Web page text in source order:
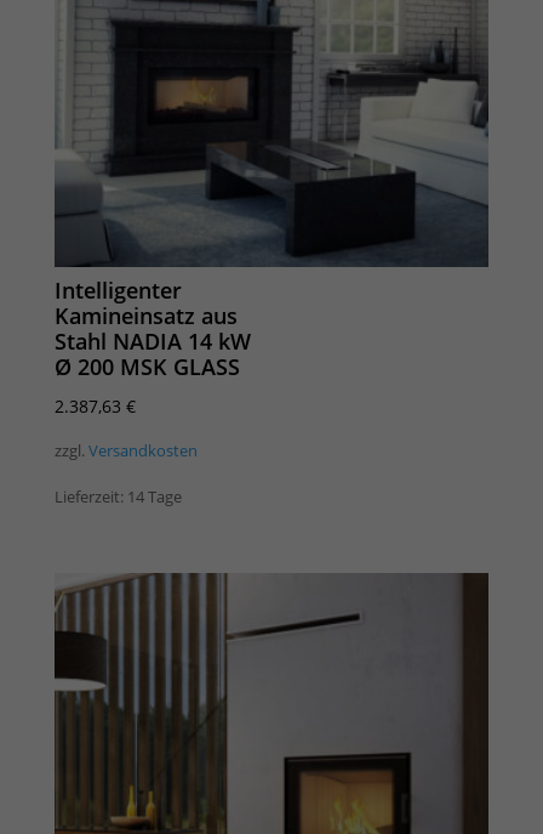
Intelligenter
Kamineinsatz aus
Stahl NADIA 14 kW
Ø 200 MSK GLASS
2.387,63 €
zzgl. Versandkosten
Lieferzeit: 14 Tage